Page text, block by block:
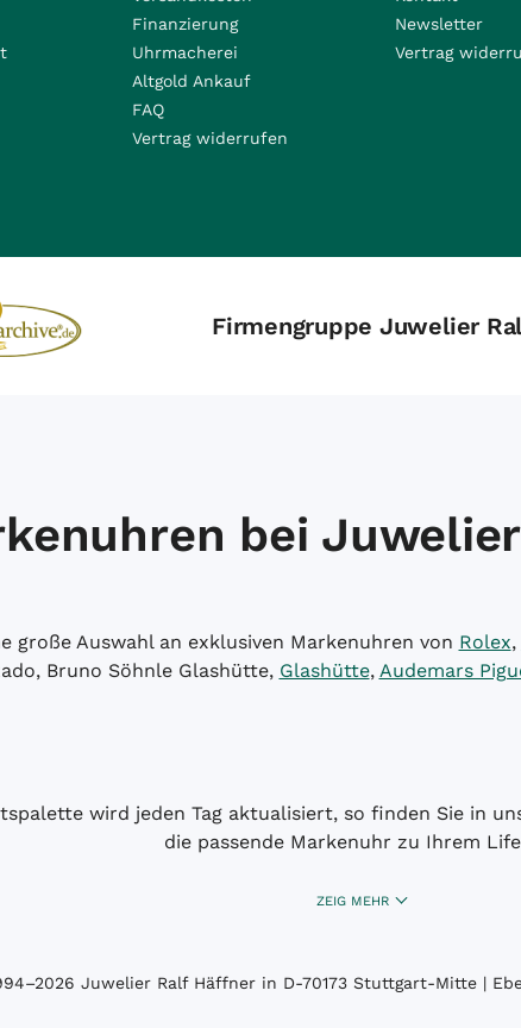
Finanzierung
Uhrmacherei
Altgold Ankauf
FAQ
Vertrag widerrufen
Newsletter
Vertrag
Firmengruppe Juwelier
bei
große Auswahl an exklusiven Markenuhren von Rolex,
Bruno Söhnle Glashütte, Glashütte, Audemars
wird jeden Tag aktualisiert, so finden Sie in
die passende Markenuhr zu Ihrem
ZEIG MEHR
Juwelier Ralf Häffner in D-70173 Stuttgart-Mitte |